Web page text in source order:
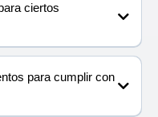
ciertos
para cumplir con